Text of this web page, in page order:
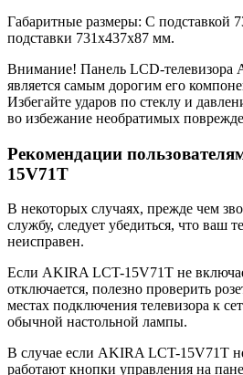
Габаритные размеры: C подставкой
подставки 731x437x87 мм.
Внимание! Панель LCD-
является самым дорогим его
Избегайте ударов по стеклу и
во избежание необратимых
Рекомендации
15V71T
В некоторых случаях, прежде чем
службу, следует убедиться, что ваш
неисправен.
Если AKIRA LCT-15V71T не
отключается, полезно проверить
местах подключения телевизора к
обычной настольной лампы.
В случае если AKIRA LCT-15V71T
работают кнопки управления на